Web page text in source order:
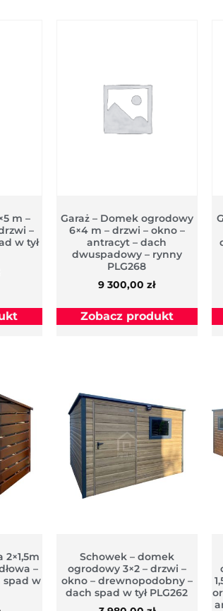
m –
–
w tył
Garaż – Domek ogrodowy
6×4 m – drzwi – okno –
antracyt – dach
dwuspadowy – rynny
PLG268
9 300,00zł
Zobacz produkt
–
spad w
Schowek – domek
ogrodowy 3×2 – drzwi –
okno – drewnopodobny –
dach spad w tył PLG262